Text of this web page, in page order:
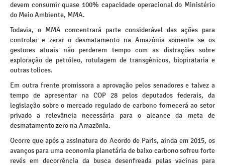
devem consumir quase 100% capacidade operacional do Ministério
do Meio Ambiente, MMA.
Todavia, o MMA concentrará parte considerável das ações para
controlar e zerar o desmatamento na Amazônia somente se os
gestores atuais não perderem tempo com as distrações sobre
exploração de petróleo, rotulagem de transgênicos, biopirataria e
outras tolices.
Em outra frente promissora a aprovação pelos senadores e talvez a
tempo de apresentar na COP 28 pelos deputados federais, da
legislação sobre o mercado regulado de carbono fornecerá ao setor
privado a relevância necessária para o alcance da meta de
desmatamento zero na Amazônia.
Ocorre que após a assinatura do Acordo de Paris, ainda em 2015, os
avanços para uma economia planetária de baixo carbono sofreu forte
revés em decorrência da busca desenfreada pelas vacinas para